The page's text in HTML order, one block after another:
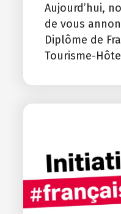
Aujourd’hui,
de vous
Diplôme de
Tourisme-